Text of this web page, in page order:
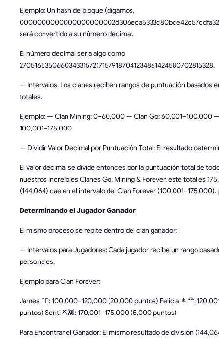
Ejemplo: Un hash de bloque (digamos,
será convertido a su número decimal.
El número decimal sería algo como
270516535066034331572171579187041234861424580702815328.
— Intervalos: Los clanes reciben rangos de puntuación basados
totales.
Ejemplo: — Clan Mining: 0–60,000 — Clan Go: 60,001–100,000
100,001–175,000
— Dividir Valor Decimal por Puntuación Total: El resultado
El valor decimal se divide entonces por la puntuación total de
nuestros increíbles Clanes Go, Mining & Forever, este total es
(144,064) cae en el intervalo del Clan Forever (100,001–175,000).
Determinando el Jugador Ganador
El mismo proceso se repite dentro del clan ganador:
— Intervalos para Jugadores: Cada jugador recibe un rango
personales.
Ejemplo para Clan Forever:
James 🧔‍♂️: 100,000–120,000 (20,000 puntos) Felicia 👩‍🦰:
puntos) Senti ⛏️👾: 170,001–175,000 (5,000 puntos)
Para Encontrar el Ganador: El mismo resultado de división